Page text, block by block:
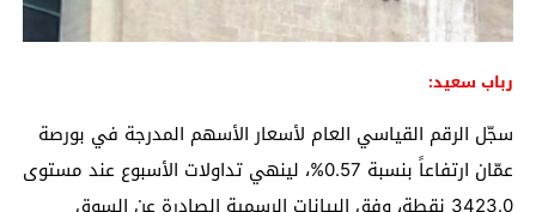
رباب سعيد:
سجّل الرقم القياسي العام لأسعار الأسهم المدرجة في بورصة
عمّان ارتفاعاً بنسبة 0.57%، لينهي تداولات الأسبوع عند مستوى